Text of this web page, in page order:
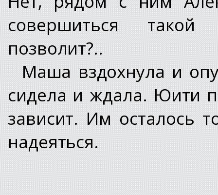
совершиться
позволит?..
Маша вздохнула и
сидела и ждала. Юити
зависит. Им осталось
надеяться.